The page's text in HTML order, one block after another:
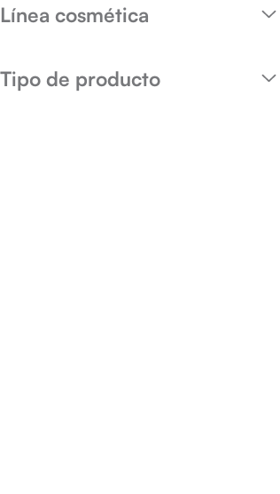
Línea cosmética
Tipo de producto